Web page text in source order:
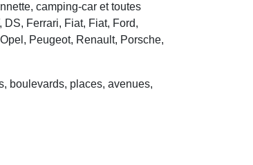
camping-car et toutes
Ferrari, Fiat, Fiat, Ford,
Peugeot, Renault, Porsche,
boulevards, places, avenues,